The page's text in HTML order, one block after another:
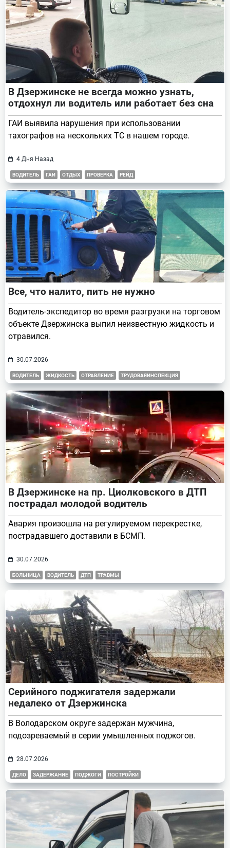
В Дзержинске не всегда можно узнать,
отдохнул ли водитель или работает без сна
ГАИ выявила нарушения при использовании
тахографов на нескольких ТС в нашем городе.
4 Дня Назад
ВОДИТЕЛЬ ГАИ ОТДЫХ ПРОВЕРКА РЕЙД
Все, что налито, пить не нужно
Водитель-экспедитор во время разгрузки на торговом
объекте Дзержинска выпил неизвестную жидкость и
отравился.
30.07.2026
ВОДИТЕЛЬ ЖИДКОСТЬ ОТРАВЛЕНИЕ ТРУДОВАЯИНСПЕКЦИЯ
В Дзержинске на пр. Циолковского в ДТП
пострадал молодой водитель
Авария произошла на регулируемом перекрестке,
пострадавшего доставили в БСМП.
30.07.2026
БОЛЬНИЦА ВОДИТЕЛЬ ДТП ТРАВМЫ
Серийного поджигателя задержали
недалеко от Дзержинска
В Володарском округе задержан мужчина,
подозреваемый в серии умышленных поджогов.
28.07.2026
ДЕЛО ЗАДЕРЖАНИЕ ПОДЖОГИ ПОСТРОЙКИ